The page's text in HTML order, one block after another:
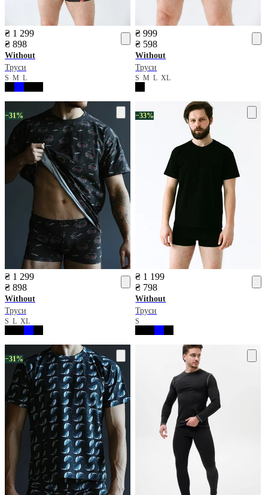
₴ 1 299
₴ 898
Without
Труси
S M L
₴ 999
₴ 598
Without
Труси
SMLXL
−31%
₴ 1 299
₴ 898
Without
Труси
S L XL
−33%
₴ 1 199
₴ 798
Without
Труси
S
−31%